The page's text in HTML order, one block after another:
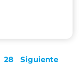
28 Siguiente